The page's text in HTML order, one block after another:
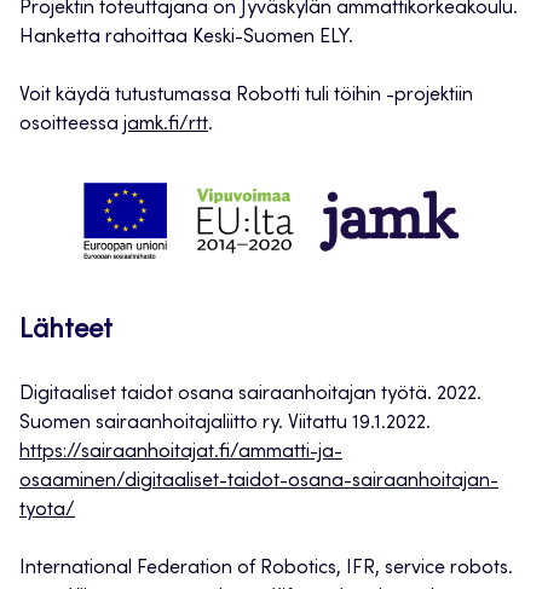
Projektin toteuttajana on Jyväskylän ammattikorkeakoulu.
Hanketta rahoittaa Keski-Suomen ELY.
Voit käydä tutustumassa Robotti tuli töihin -projektiin
osoitteessa jamk.fi/rtt.
Lähteet
Digitaaliset taidot osana sairaanhoitajan työtä. 2022.
Suomen sairaanhoitajaliitto ry. Viitattu 19.1.2022.
https://sairaanhoitajat.fi/ammatti-ja-
osaaminen/digitaaliset-taidot-osana-sairaanhoitajan-
tyota/
International Federation of Robotics, IFR, service robots.